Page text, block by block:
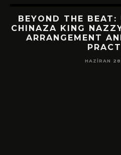
BEYOND THE BEAT:
CHINAZA KING
ARRANGEMENT
HAZIRAN